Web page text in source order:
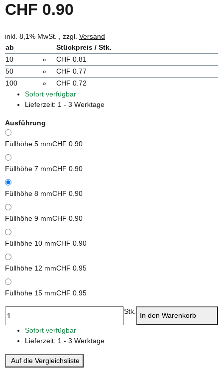
CHF 0.90
inkl. 8,1% MwSt. , zzgl. Versand
ab
Stückpreis / Stk.
10
»
CHF 0.81
50
»
CHF 0.77
100
»
CHF 0.72
Sofort verfügbar
Lieferzeit: 1 - 3 Werktage
Ausführung
Füllhöhe 5 mmCHF 0.90
Füllhöhe 7 mmCHF 0.90
Füllhöhe 8 mmCHF 0.90
Füllhöhe 9 mmCHF 0.90
Füllhöhe 10 mmCHF 0.90
Füllhöhe 12 mmCHF 0.95
Füllhöhe 15 mmCHF 0.95
Stk.
In den Warenkorb
Sofort verfügbar
Lieferzeit: 1 - 3 Werktage
Auf die Vergleichsliste